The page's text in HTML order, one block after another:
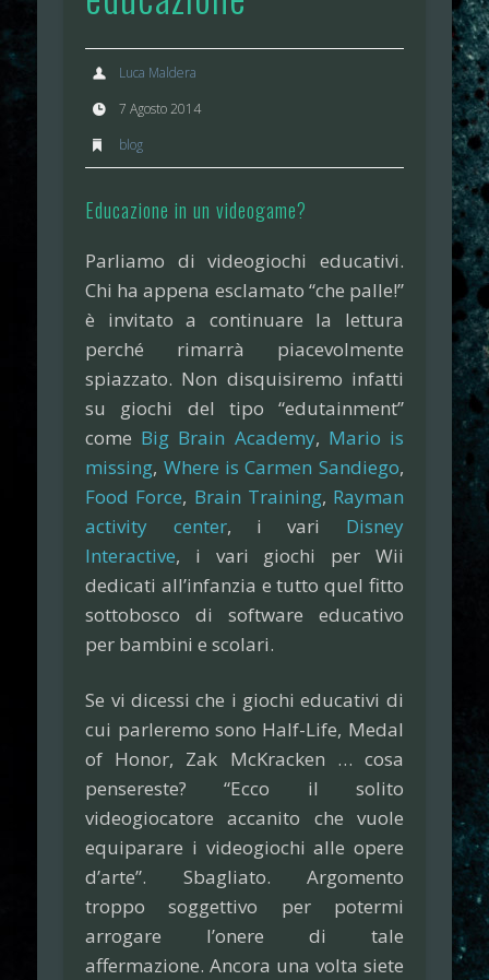
Luca Maldera
7 Agosto 2014
blog
Educazione in un videogame?
Parliamo di videogiochi educativi.
Chi ha appena esclamato “che palle!”
è invitato a continuare la lettura
perché rimarrà piacevolmente
spiazzato. Non disquisiremo infatti
su giochi del tipo “edutainment”
come Big Brain Academy, Mario is
missing, Where is Carmen Sandiego,
Food Force, Brain Training, Rayman
activity center, i vari Disney
Interactive, i vari giochi per Wii
dedicati all’infanzia e tutto quel fitto
sottobosco di software educativo
per bambini e scolari.
Se vi dicessi che i giochi educativi di
cui parleremo sono Half-Life, Medal
of Honor, Zak McKracken … cosa
pensereste? “Ecco il solito
videogiocatore accanito che vuole
equiparare i videogiochi alle opere
d’arte”. Sbagliato. Argomento
troppo soggettivo per potermi
arrogare l’onere di tale
affermazione. Ancora una volta siete